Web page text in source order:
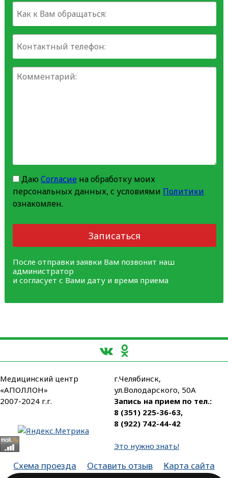
Даю Согласиена обработку моих
персональных данных, с условиями Политики
ознакомлен.
Записаться
После отправки заявки Вам позвонит наш
администратор
и согласует с Вами дату и время приема
Медицинский центр
«АПОЛЛОН»
2007-2024 г.г.
г.Челябинск,
ул.Володарского, 50А
Запись на прием по тел.:
8 (351) 225-36-63,
8 (922) 742-44-42
Это нужно знать!
Схема проезда Оставить отзыв
Карта сайта